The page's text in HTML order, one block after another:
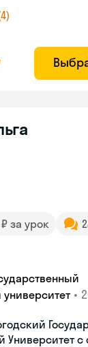
₽ за урок
университет •
Университет с